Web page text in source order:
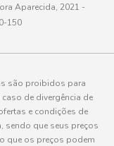
Aparecida, 2021 -
150
são proibidos para
de divergência de
e condições de
sendo que seus preços
que os preços podem